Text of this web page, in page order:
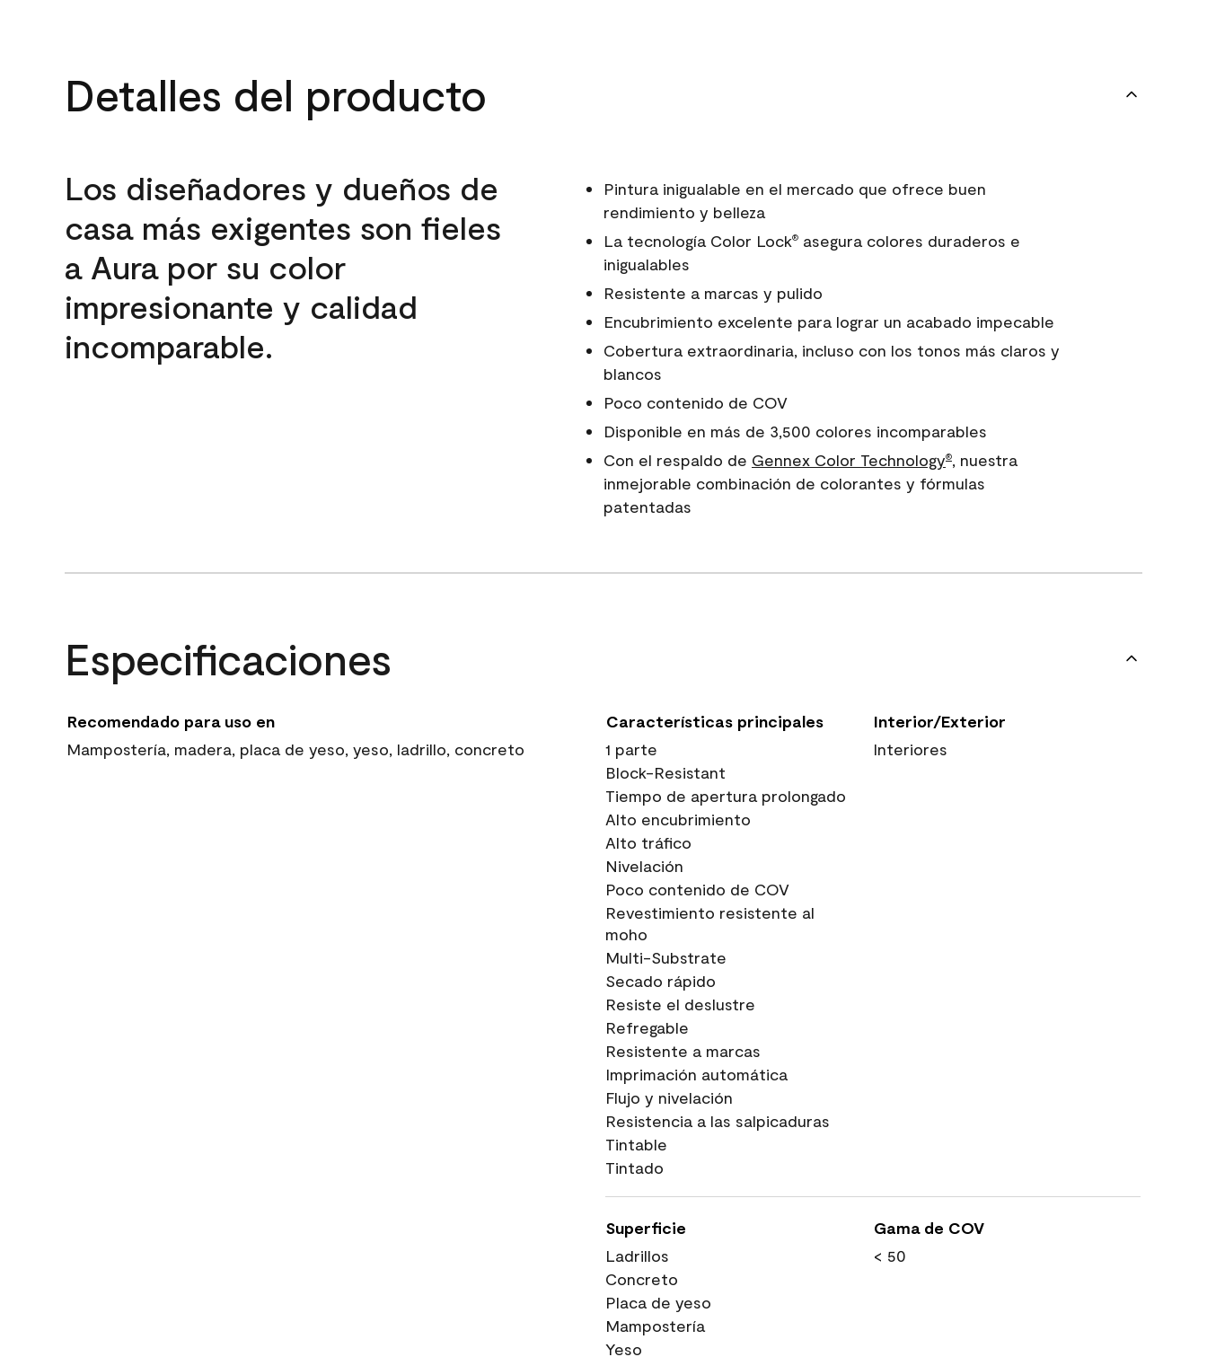
Detalles del producto
Los diseñadores y dueños de
casa más exigentes son fieles
a Aura por su color
impresionante y calidad
incomparable.
Pintura inigualable en el mercado que ofrece buen
rendimiento y belleza
La tecnología Color Lock®asegura colores duraderos e
inigualables
Resistente a marcas y pulido
Encubrimiento excelente para lograr un acabado impecable
Cobertura extraordinaria, incluso con los tonos más claros y
blancos
Poco contenido de COV
Disponible en más de 3,500 colores incomparables
Con el respaldo de Gennex Color Technology®, nuestra
inmejorable combinación de colorantes y fórmulas
patentadas
Especificaciones
Recomendado para uso en
Mampostería, madera, placa de yeso, yeso, ladrillo, concreto
Características principales
1 parte
Block-Resistant
Tiempo de apertura prolongado
Alto encubrimiento
Alto tráfico
Nivelación
Poco contenido de COV
Revestimiento resistente al
moho
Multi-Substrate
Secado rápido
Resiste el deslustre
Refregable
Resistente a marcas
Imprimación automática
Flujo y nivelación
Resistencia a las salpicaduras
Tintable
Tintado
Interior/Exterior
Interiores
Superficie
Ladrillos
Concreto
Placa de yeso
Mampostería
Yeso
Gama de COV
< 50